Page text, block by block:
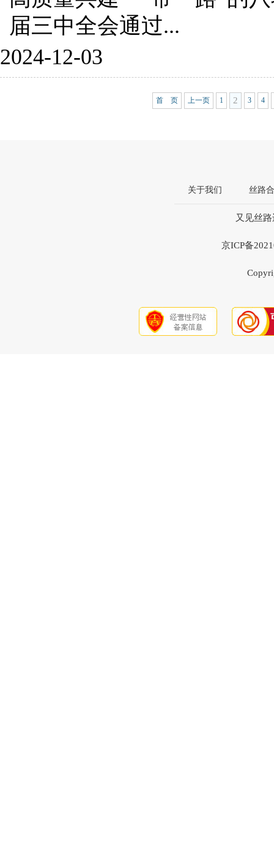
届三中全会通过...
2024-12-03
首 页 上一页 1 2 3 4
关于我们 丝路
又见丝
京ICP备